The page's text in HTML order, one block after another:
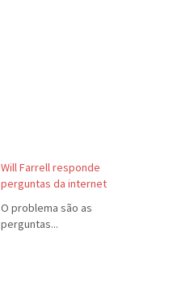
Will Farrell responde
perguntas da internet
O problema são as
perguntas...